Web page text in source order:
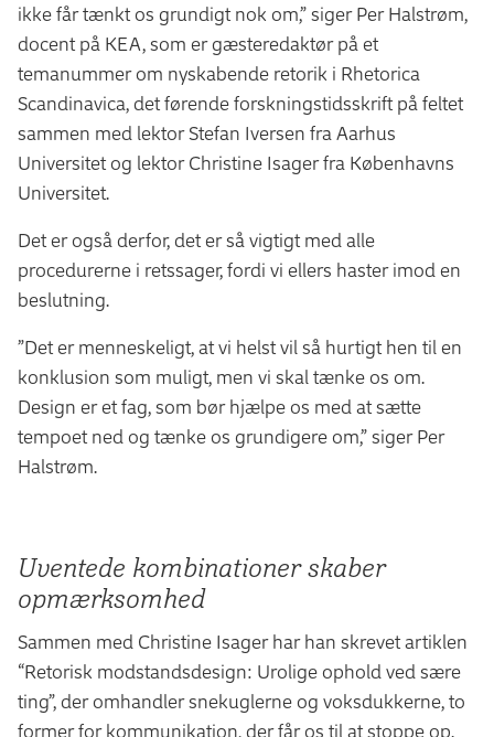
ikke får tænkt os grundigt nok om,” siger Per Halstrøm,
docent på KEA, som er gæsteredaktør på et
temanummer om nyskabende retorik i Rhetorica
Scandinavica, det førende forskningstidsskrift på feltet
sammen med lektor Stefan Iversen fra Aarhus
Universitet og lektor Christine Isager fra Københavns
Universitet.
Det er også derfor, det er så vigtigt med alle
procedurerne i retssager, fordi vi ellers haster imod en
beslutning.
”Det er menneskeligt, at vi helst vil så hurtigt hen til en
konklusion som muligt, men vi skal tænke os om.
Design er et fag, som bør hjælpe os med at sætte
tempoet ned og tænke os grundigere om,” siger Per
Halstrøm.
Uventede kombinationer skaber
opmærksomhed
Sammen med Christine Isager har han skrevet artiklen
“Retorisk modstandsdesign: Urolige ophold ved sære
ting”, der omhandler snekuglerne og voksdukkerne, to
former for kommunikation, der får os til at stoppe op.